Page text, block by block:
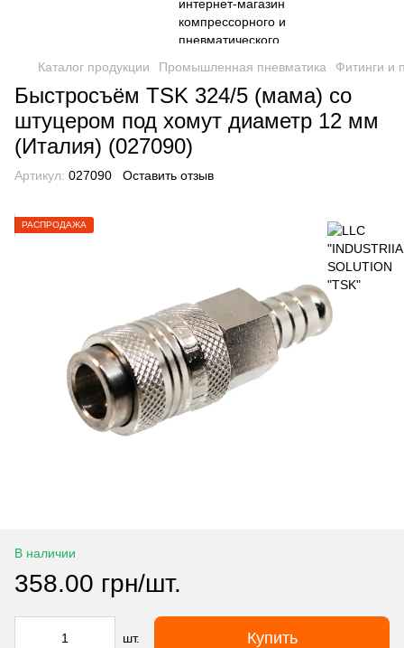
Каталог продукции Промышленная пневматика Фитинги и
Быстросъём TSK 324/5 (мама) со
штуцером под хомут диаметр 12 мм
(Италия) (027090)
Артикул: 027090 Оставить отзыв
РАСПРОДАЖА
В наличии
358.00 грн/шт.
шт. Купить